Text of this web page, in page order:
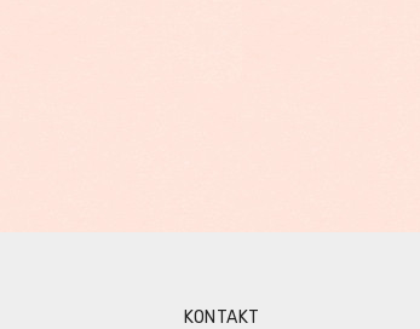
KONTAKT